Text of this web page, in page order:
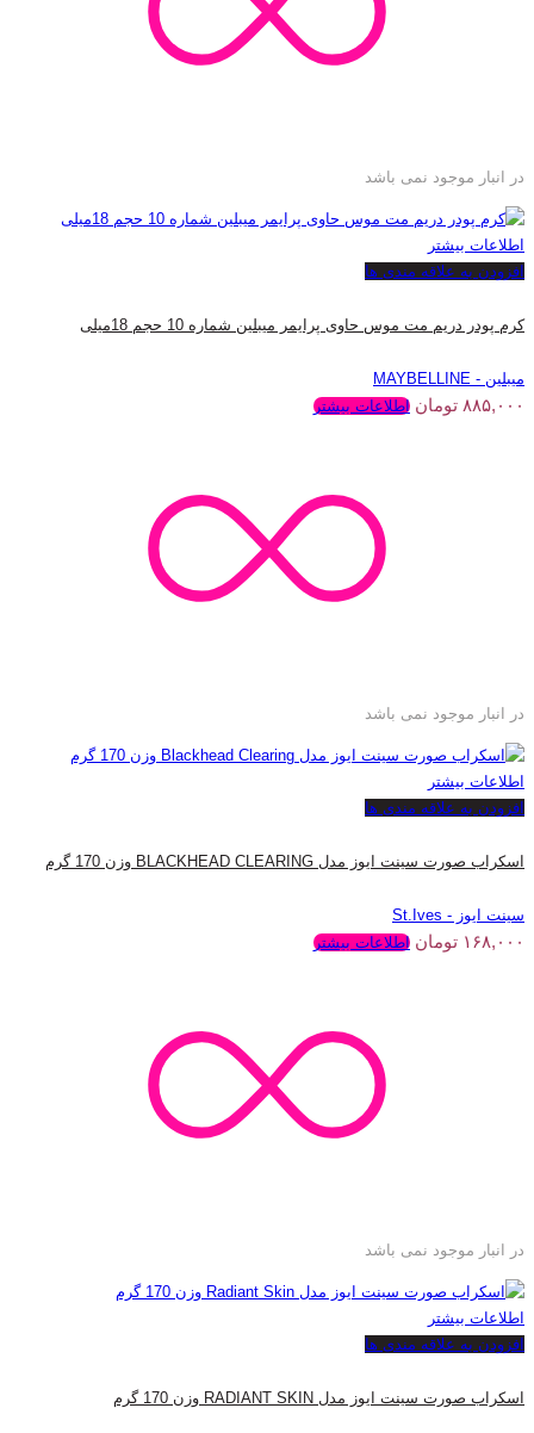
در انبار موجود نمی باشد
اطلاعات بیشتر
افزودن به علاقه مندی ها
کرم پودر دریم مت موس حاوی پرایمر میبلین شماره 10 حجم 18میلی
میبلین - MAYBELLINE
۸۸۵,۰۰۰ تومان اطلاعات بیشتر
در انبار موجود نمی باشد
اطلاعات بیشتر
افزودن به علاقه مندی ها
اسکراب صورت سینت ایوز مدل BLACKHEAD CLEARING وزن 170 گرم
سینت ایوز - St.Ives
۱۶۸,۰۰۰ تومان اطلاعات بیشتر
در انبار موجود نمی باشد
اطلاعات بیشتر
افزودن به علاقه مندی ها
اسکراب صورت سینت ایوز مدل RADIANT SKIN وزن 170 گرم